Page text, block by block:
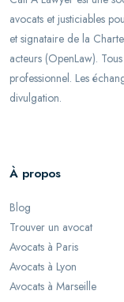
avocats et justiciables
et signataire de la
acteurs (OpenLaw).
professionnel. Les
divulgation.
À propos
Blog
Trouver un avocat
Avocats à Paris
Avocats à Lyon
Avocats à Marseille